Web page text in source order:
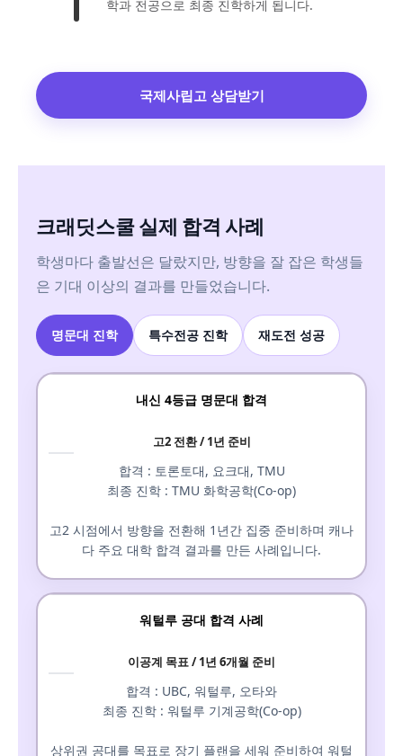
학과 전공으로 최종 진학하게 됩니다.
국제사립고 상담받기
크래딧스쿨 실제 합격 사례
학생마다 출발선은 달랐지만, 방향을 잘 잡은 학생들
은 기대 이상의 결과를 만들었습니다.
명문대 진학 특수전공 진학 재도전 성공
내신 4등급 명문대 합격
고2 전환 / 1년 준비
합격 : 토론토대, 요크대, TMU
최종 진학 : TMU 화학공학(Co-op)
고2 시점에서 방향을 전환해 1년간 집중 준비하며 캐나
다 주요 대학 합격 결과를 만든 사례입니다.
워털루 공대 합격 사례
이공계 목표 / 1년 6개월 준비
합격 : UBC, 워털루, 오타와
최종 진학 : 워털루 기계공학(Co-op)
상위권 공대를 목표로 장기 플랜을 세워 준비하여 워털